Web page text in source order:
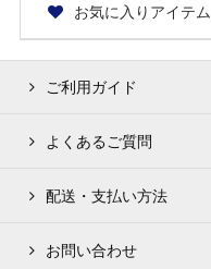
お気に入りアイテム
ご利用ガイド
よくあるご質問
配送・支払い方法
お問い合わせ